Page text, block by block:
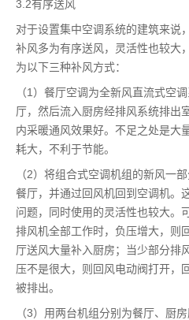
3.2有序送风
对于设置集中空调系统的建筑来说
补风多为有序送风，灵活性也较大
为以下三种补风方式：
（1）餐厅空调为全新风直流式空
厅，然后流入厨房经排风系统排出
内采暖通风效果好。不足之处是大
耗大，不利于节能。
（2）将组合式空调机组的新风一
餐厅，并通过回风机回到空调机。
问题，同时使用的灵活性也较大。
排风机全部工作时，负压增大，则
厅送风大量补入厨房；当少部分排
压不是很大，则回风电动阀打开，
被排出。
（3）用两台机组分别为餐厅、厨